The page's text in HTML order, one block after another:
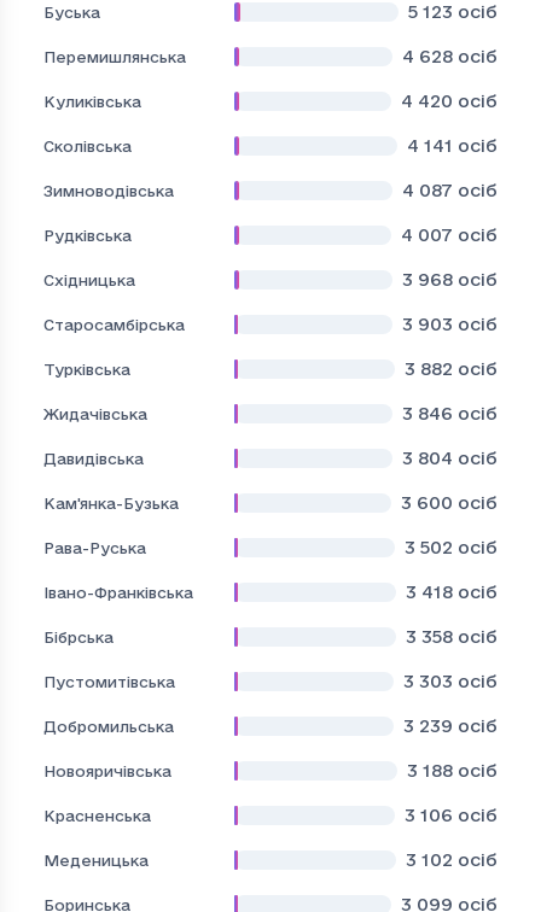
Буська 5 123 осіб
Перемишлянська 4 628 осіб
Куликівська 4 420 осіб
Сколівська 4 141 осіб
Зимноводівська 4 087 осіб
Рудківська 4 007 осіб
Східницька 3 968 осіб
Старосамбірська 3 903 осіб
Турківська 3 882 осіб
Жидачівська 3 846 осіб
Давидівська 3 804 осіб
Кам'янка-Бузька 3 600 осіб
Рава-Руська 3 502 осіб
Івано-Франківська 3 418 осіб
Бібрська 3 358 осіб
Пустомитівська 3 303 осіб
Добромильська 3 239 осіб
Новояричівська 3 188 осіб
Красненська 3 106 осіб
Меденицька 3 102 осіб
Боринська 3 099 осіб